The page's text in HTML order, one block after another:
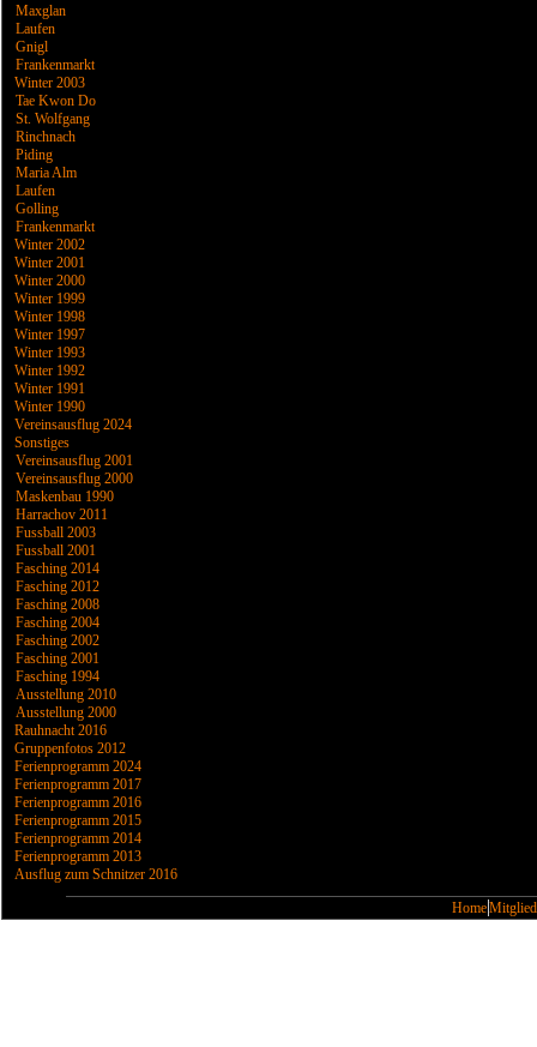
Maxglan
Laufen
Gnigl
Frankenmarkt
Winter 2003
Tae Kwon Do
St. Wolfgang
Rinchnach
Piding
Maria Alm
Laufen
Golling
Frankenmarkt
Winter 2002
Winter 2001
Winter 2000
Winter 1999
Winter 1998
Winter 1997
Winter 1993
Winter 1992
Winter 1991
Winter 1990
Vereinsausflug 2024
Sonstiges
Vereinsausflug 2001
Vereinsausflug 2000
Maskenbau 1990
Harrachov 2011
Fussball 2003
Fussball 2001
Fasching 2014
Fasching 2012
Fasching 2008
Fasching 2004
Fasching 2002
Fasching 2001
Fasching 1994
Ausstellung 2010
Ausstellung 2000
Rauhnacht 2016
Gruppenfotos 2012
Ferienprogramm 2024
Ferienprogramm 2017
Ferienprogramm 2016
Ferienprogramm 2015
Ferienprogramm 2014
Ferienprogramm 2013
Ausflug zum Schnitzer 2016
Home